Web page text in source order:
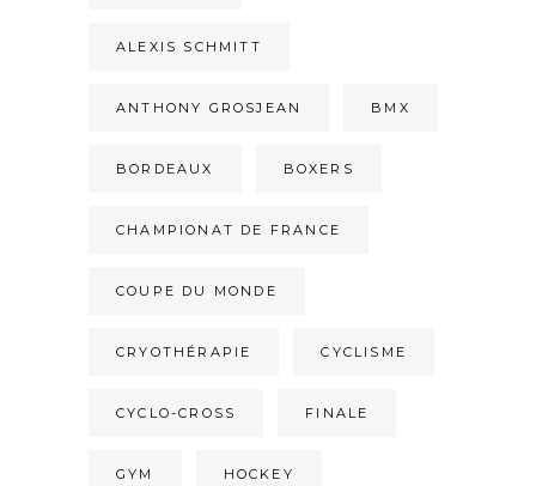
ALEXIS SCHMITT
ANTHONY GROSJEAN BMX
BORDEAUX BOXERS
CHAMPIONAT DE FRANCE
COUPE DU MONDE
CRYOTHÉRAPIE CYCLISME
CYCLO-CROSS FINALE
GYM HOCKEY